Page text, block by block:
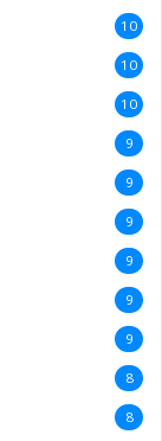
10
10
10
9
9
9
9
9
9
8
8